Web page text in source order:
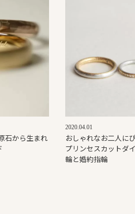
石から生まれ
2020.04.01
おしゃれなお二人に
プリンセスカットダ
輪と婚約指輪